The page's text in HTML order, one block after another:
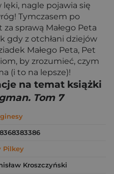
lęki, nagle pojawia się
Tymczasem po
sprawą Małego Peta
gdy z otchłani dziejów
Małego Peta, Pet
by zrozumieć, czym
(i to na lepsze)!
na temat książki
Tom 7
Pilkey
Kroszczyński